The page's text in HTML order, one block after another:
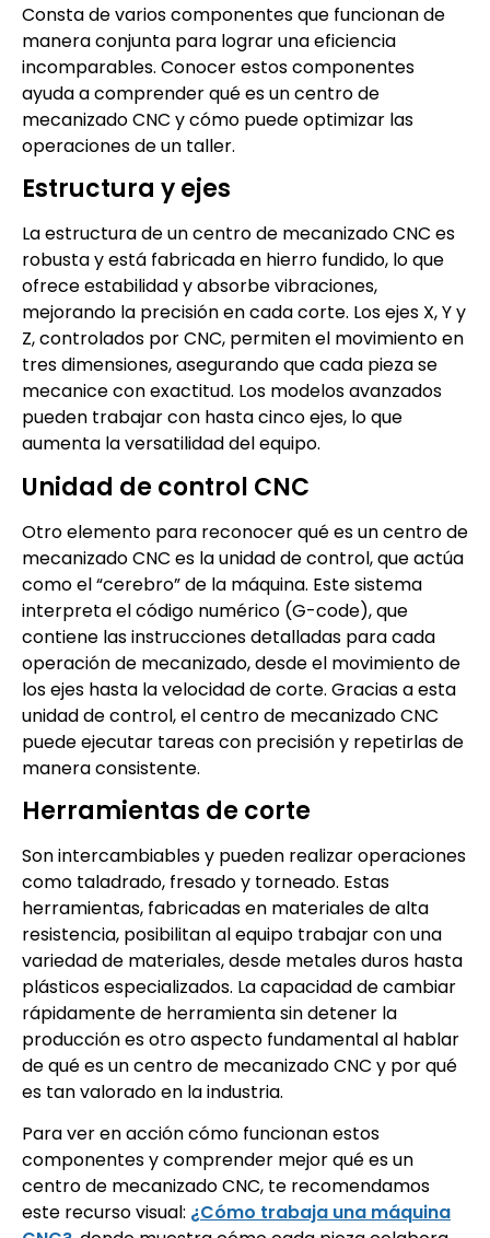
Consta de varios componentes que funcionan de
manera conjunta para lograr una eficiencia
incomparables. Conocer estos componentes
ayuda a comprender qué es un centro de
mecanizado CNC y cómo puede optimizar las
operaciones de un taller.
Estructura y ejes
La estructura de un centro de mecanizado CNC es
robusta y está fabricada en hierro fundido, lo que
ofrece estabilidad y absorbe vibraciones,
mejorando la precisión en cada corte. Los ejes X, Y y
Z, controlados por CNC, permiten el movimiento en
tres dimensiones, asegurando que cada pieza se
mecanice con exactitud. Los modelos avanzados
pueden trabajar con hasta cinco ejes, lo que
aumenta la versatilidad del equipo.
Unidad de control CNC
Otro elemento para reconocer qué es un centro de
mecanizado CNC es la unidad de control, que actúa
como el “cerebro” de la máquina. Este sistema
interpreta el código numérico (G-code), que
contiene las instrucciones detalladas para cada
operación de mecanizado, desde el movimiento de
los ejes hasta la velocidad de corte. Gracias a esta
unidad de control, el centro de mecanizado CNC
puede ejecutar tareas con precisión y repetirlas de
manera consistente.
Herramientas de corte
Son intercambiables y pueden realizar operaciones
como taladrado, fresado y torneado. Estas
herramientas, fabricadas en materiales de alta
resistencia, posibilitan al equipo trabajar con una
variedad de materiales, desde metales duros hasta
plásticos especializados. La capacidad de cambiar
rápidamente de herramienta sin detener la
producción es otro aspecto fundamental al hablar
de qué es un centro de mecanizado CNC y por qué
es tan valorado en la industria.
Para ver en acción cómo funcionan estos
componentes y comprender mejor qué es un
centro de mecanizado CNC, te recomendamos
este recurso visual: ¿Cómo trabaja una máquina